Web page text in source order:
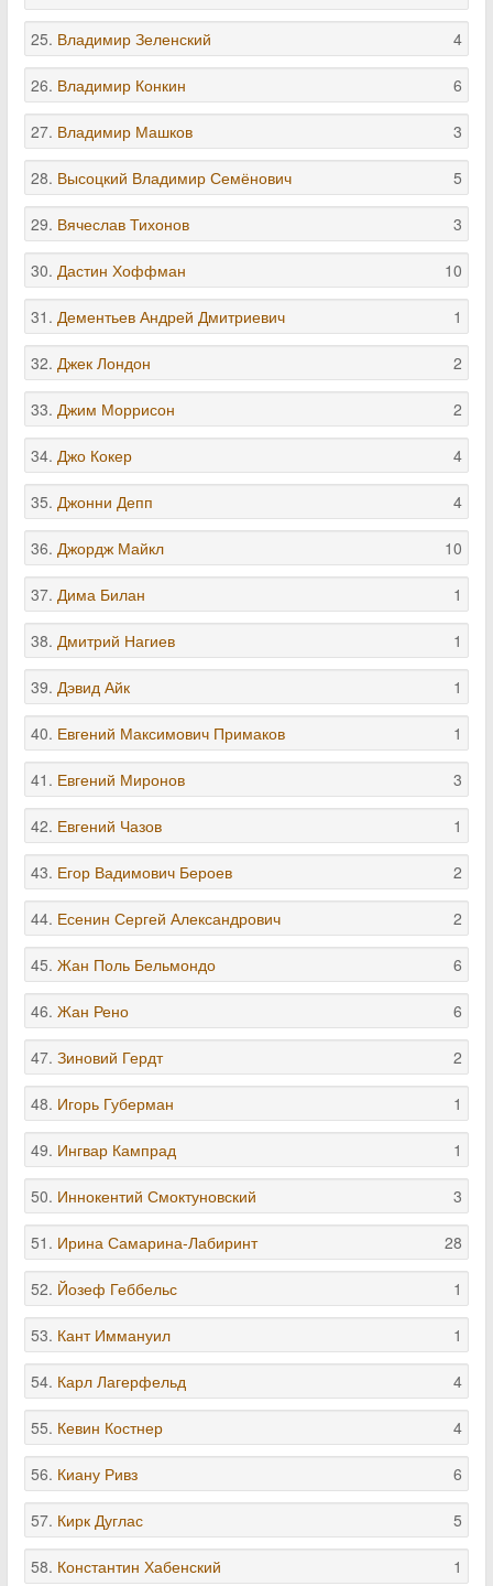
25. Владимир Зеленский 4
26. Владимир Конкин 6
27. Владимир Машков 3
28. Высоцкий Владимир Семёнович 5
29. Вячеслав Тихонов 3
30. Дастин Хоффман 10
31. Дементьев Андрей Дмитриевич 1
32. Джек Лондон 2
33. Джим Моррисон 2
34. Джо Кокер 4
35. Джонни Депп 4
36. Джордж Майкл 10
37. Дима Билан 1
38. Дмитрий Нагиев 1
39. Дэвид Айк 1
40. Евгений Максимович Примаков 1
41. Евгений Миронов 3
42. Евгений Чазов 1
43. Егор Вадимович Бероев 2
44. Есенин Сергей Александрович 2
45. Жан Поль Бельмондо 6
46. Жан Рено 6
47. Зиновий Гердт 2
48. Игорь Губерман 1
49. Ингвар Кампрад 1
50. Иннокентий Смоктуновский 3
51. Ирина Самарина-Лабиринт 28
52. Йозеф Геббельс 1
53. Кант Иммануил 1
54. Карл Лагерфельд 4
55. Кевин Костнер 4
56. Киану Ривз 6
57. Кирк Дуглас 5
58. Константин Хабенский 1